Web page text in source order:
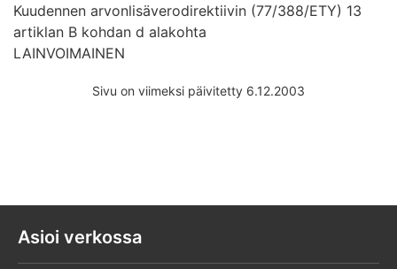
Kuudennen arvonlisäverodirektiivin (77/388/ETY) 13
artiklan B kohdan d alakohta
LAINVOIMAINEN
Sivu on viimeksi päivitetty 6.12.2003
Asioi verkossa